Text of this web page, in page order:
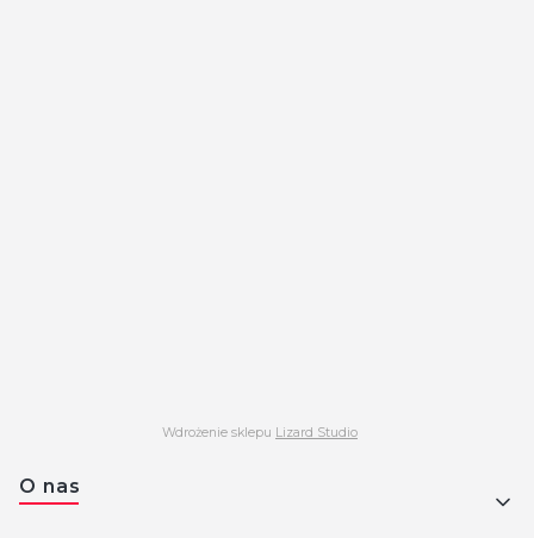
Wdrożenie sklepu Lizard Studio
Linki w stopce
O nas